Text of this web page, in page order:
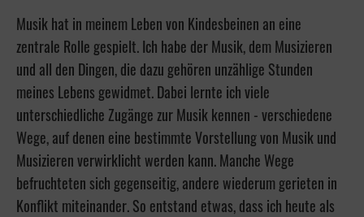
Musik hat in meinem Leben von Kindesbeinen an eine
zentrale Rolle gespielt. Ich habe der Musik, dem Musizieren
und all den Dingen, die dazu gehören unzählige Stunden
meines Lebens gewidmet. Dabei lernte ich viele
unterschiedliche Zugänge zur Musik kennen - verschiedene
Wege, auf denen eine bestimmte Vorstellung von Musik und
Musizieren verwirklicht werden kann. Manche Wege
befruchteten sich gegenseitig, andere wiederum gerieten in
Konflikt miteinander. So entstand etwas, dass ich heute als